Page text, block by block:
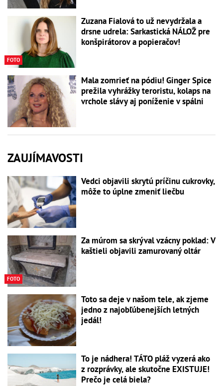
FOTO
Zuzana Fialová to už nevydržala a
drsne udrela: Sarkastická NÁLOŽ pre
konšpirátorov a popieračov!
Mala zomrieť na pódiu! Ginger Spice
prežila vyhrážky teroristu, kolaps na
vrchole slávy aj poníženie v spálni
ZAUJÍMAVOSTI
Vedci objavili skrytú príčinu cukrovky,
môže to úplne zmeniť liečbu
FOTO
Za múrom sa skrýval vzácny poklad: V
kaštieli objavili zamurovaný oltár
Toto sa deje v našom tele, ak zjeme
jedno z najobľúbenejších letných
jedál!
To je nádhera! TÁTO pláž vyzerá ako
z rozprávky, ale skutočne EXISTUJE!
Prečo je celá biela?